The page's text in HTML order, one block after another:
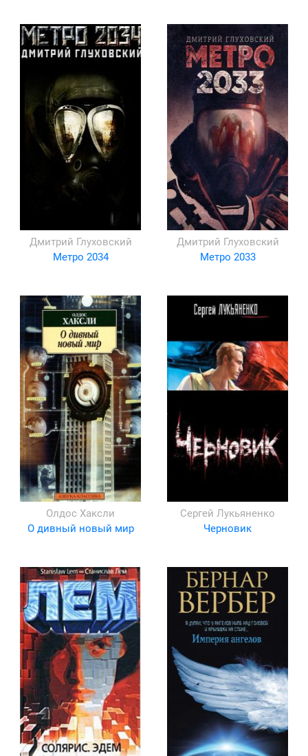
Дмитрий Глуховский
Метро 2034
Дмитрий Глуховский
Метро 2033
Олдос Хаксли
О дивный новый мир
Сергей Лукьяненко
Черновик